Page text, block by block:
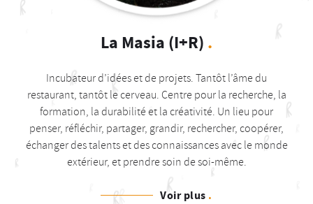
La Masia (I+R) .
Incubateur d’idées et de projets. Tantôt l’âme du
restaurant, tantôt le cerveau. Centre pour la recherche, la
formation, la durabilité et la créativité. Un lieu pour
penser, réfléchir, partager, grandir, rechercher, coopérer,
échanger des talents et des connaissances avec le monde
extérieur, et prendre soin de soi-même.
Voir plus .